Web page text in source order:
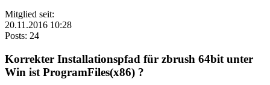
Mitglied seit:
20.11.2016 10:28
Posts: 24
Korrekter Installationspfad für zbrush 64bit unter
Win ist ProgramFiles(x86) ?